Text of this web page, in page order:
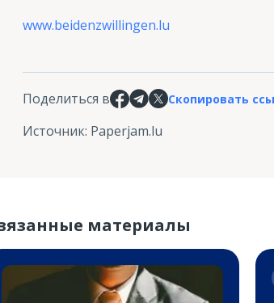
www.beidenzwillingen.lu
Поделиться в Скопировать
Источник: Paperjam.lu
материалы